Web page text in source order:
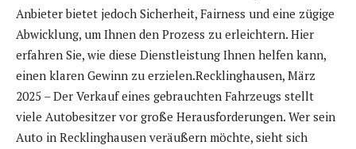
Anbieter bietet jedoch Sicherheit, Fairness und eine zügige
Abwicklung, um Ihnen den Prozess zu erleichtern. Hier
erfahren Sie, wie diese Dienstleistung Ihnen helfen kann,
einen klaren Gewinn zu erzielen.Recklinghausen, März
2025 – Der Verkauf eines gebrauchten Fahrzeugs stellt
viele Autobesitzer vor große Herausforderungen. Wer sein
Auto in Recklinghausen veräußern möchte, sieht sich